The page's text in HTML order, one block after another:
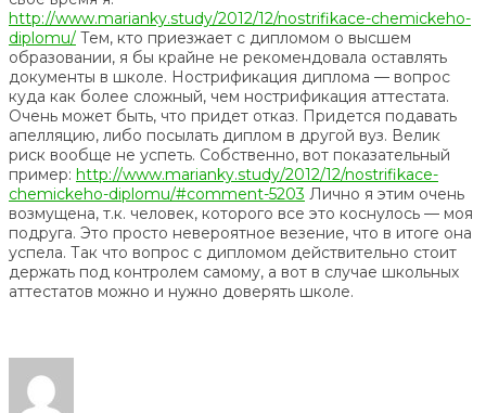
http://www.marianky.study/2012/12/nostrifikace-chemickeho-
diplomu/ Тем, кто приезжает с дипломом о высшем
образовании, я бы крайне не рекомендовала оставлять
документы в школе. Нострификация диплома — вопрос
куда как более сложный, чем нострификация аттестата.
Очень может быть, что придет отказ. Придется подавать
апелляцию, либо посылать диплом в другой вуз. Велик
риск вообще не успеть. Собственно, вот показательный
пример: http://www.marianky.study/2012/12/nostrifikace-
chemickeho-diplomu/#comment-5203 Лично я этим очень
возмущена, т.к. человек, которого все это коснулось — моя
подруга. Это просто невероятное везение, что в итоге она
успела. Так что вопрос с дипломом действительно стоит
держать под контролем самому, а вот в случае школьных
аттестатов можно и нужно доверять школе.